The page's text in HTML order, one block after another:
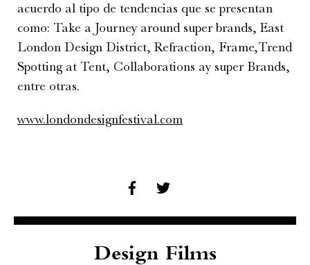
acuerdo al tipo de tendencias que se presentan
como: Take a Journey around super brands, East
London Design District, Refraction, Frame,Trend
Spotting at Tent, Collaborations ay super Brands,
entre otras.
www.londondesignfestival.com
Design Films